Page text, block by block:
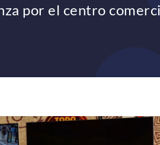
por el centro